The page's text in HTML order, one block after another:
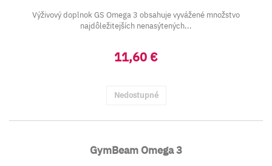
Výživový doplnok GS Omega 3 obsahuje vyvážené množstvo
najdôležitejších nenasýtených...
11,60 €
Nedostupné
GymBeam Omega 3